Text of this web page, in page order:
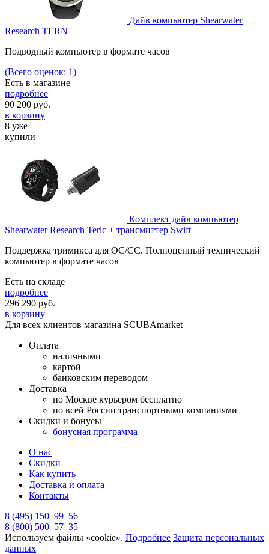
Дайв компьютер Shearwater
Research TERN
Подводный компьютер в формате часов
(Всего оценок: 1)
Есть в магазине
подробнее
90 200 руб.
в корзину
8 уже
купили
Комплект дайв компьютер
Shearwater Research Teric + трансмиттер Swift
Поддержка тримикса для OC/CC. Полноценный технический
компьютер в формате часов
Есть на складе
подробнее
296 290 руб.
в корзину
Для всех клиентов магазина SCUBAmarket
Оплата
наличными
картой
банковским переводом
Доставка
по Москве курьером бесплатно
по всей России транспортными компаниями
Скидки и бонусы
бонусная программа
О нас
Скидки
Как купить
Доставка и оплата
Контакты
8 (495) 150–99–56
8 (800) 500–57–35
Используем файлы «cookie». Подробнее Защита персональных
данных